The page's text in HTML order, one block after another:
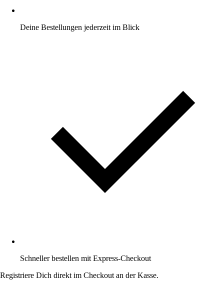
Deine Bestellungen jederzeit im Blick
Schneller bestellen mit Express-Checkout
Registriere Dich direkt im Checkout an der Kasse.